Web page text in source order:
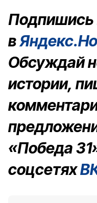
Подпишись
в
Обсуждай
истории,
«Победа
соцсетях